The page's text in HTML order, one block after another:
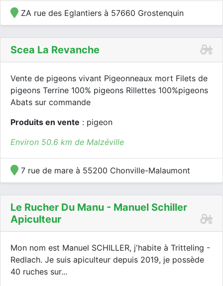
ZA rue des Eglantiers à 57660 Grostenquin
Scea La Revanche
Vente de pigeons vivant Pigeonneaux mort Filets de
pigeons Terrine 100% pigeons Rillettes 100%pigeons
Abats sur commande
Produits en vente : pigeon
Environ 50.6 km de Malzéville
7 rue de mare à 55200 Chonville-Malaumont
Le Rucher Du Manu - Manuel Schiller
Apiculteur
Mon nom est Manuel SCHILLER, j'habite à Tritteling -
Redlach. Je suis apiculteur depuis 2019, je possède
40 ruches sur...